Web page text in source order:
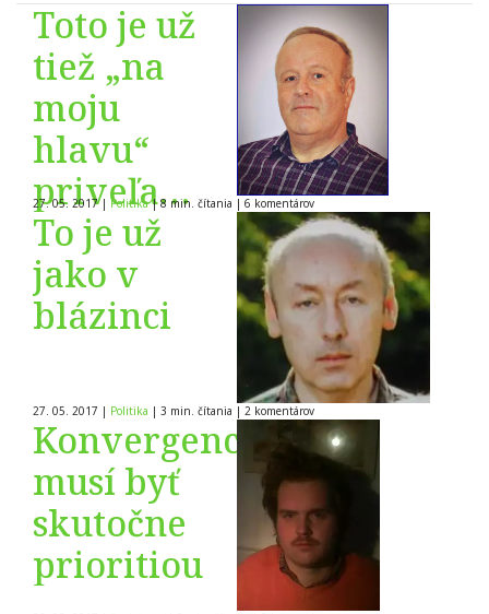
Toto je už
tiež „na
moju
hlavu“
priveľa…
27. 05. 2017| Politika |8 min. čítania | 6 komentárov
To je už
jako v
blázinci
27. 05. 2017 | Politika | 3 min. čítania | 2 komentárov
Konvergencia
musí byť
skutočne
prioritiou